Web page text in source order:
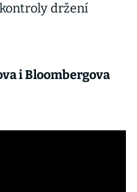
držení
i Bloombergova